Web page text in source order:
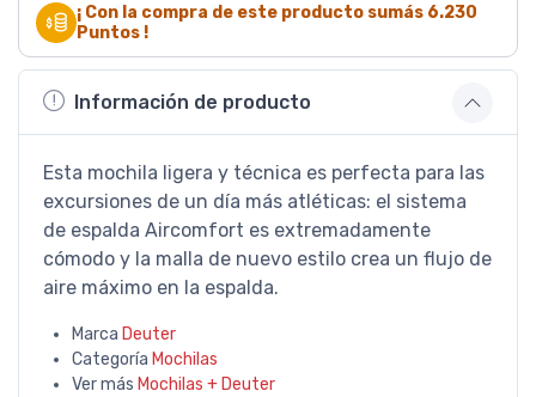
¡ Con la compra de este producto sumás 6.230
Puntos !
Información de producto
Esta mochila ligera y técnica es perfecta para las
excursiones de un día más atléticas: el sistema
de espalda Aircomfort es extremadamente
cómodo y la malla de nuevo estilo crea un flujo de
aire máximo en la espalda.
Marca Deuter
Categoría Mochilas
Ver más Mochilas + Deuter